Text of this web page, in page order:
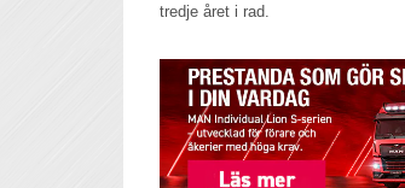
tredje året i rad.